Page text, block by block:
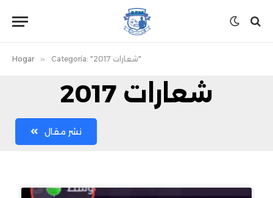
Hogar » Categoría: "شعارات 2017"
شعارات 2017
نشر مقال